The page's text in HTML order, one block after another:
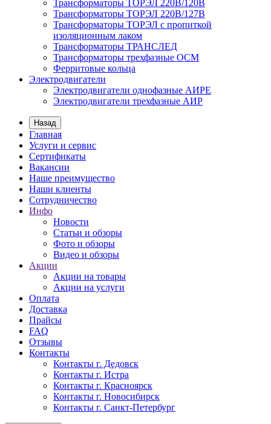
Трансформаторы ТОРЭЛ 220В/120В
Трансформаторы ТОРЭЛ 220В/127В
Трансформаторы ТОРЭЛ с пропиткой
изоляционным лаком
Трансформаторы ТРАНСЛЕД
Трансформаторы трехфазные ОСМ
Ферритовые кольца
Электродвигатели
Электродвигатели однофазные АИРЕ
Электродвигатели трехфазные АИР
Назад
Главная
Услуги и сервис
Сертификаты
Вакансии
Наше преимущество
Наши клиенты
Сотрудничество
Инфо
Новости
Статьи и обзоры
Фото и обзоры
Видео и обзоры
Акции
Акции на товары
Акции на услуги
Оплата
Доставка
Прайсы
FAQ
Отзывы
Контакты
Контакты г. Дедовск
Контакты г. Истра
Контакты г. Красноярск
Контакты г. Новосибирск
Контакты г. Санкт-Петербург